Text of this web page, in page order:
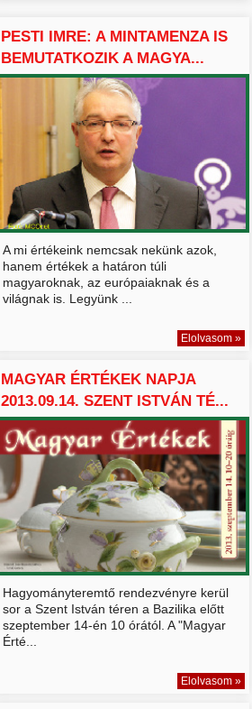
PESTI IMRE: A MINTAMENZA IS
BEMUTATKOZIK A MAGYA...
A mi értékeink nemcsak nekünk azok,
hanem értékek a határon túli
magyaroknak, az európaiaknak és a
világnak is. Legyünk ...
Elolvasom »
MAGYAR ÉRTÉKEK NAPJA
2013.09.14. SZENT ISTVÁN TÉ...
Hagyományteremtő rendezvényre kerül
sor a Szent István téren a Bazilika előtt
szeptember 14-én 10 órától. A "Magyar
Érté...
Elolvasom »